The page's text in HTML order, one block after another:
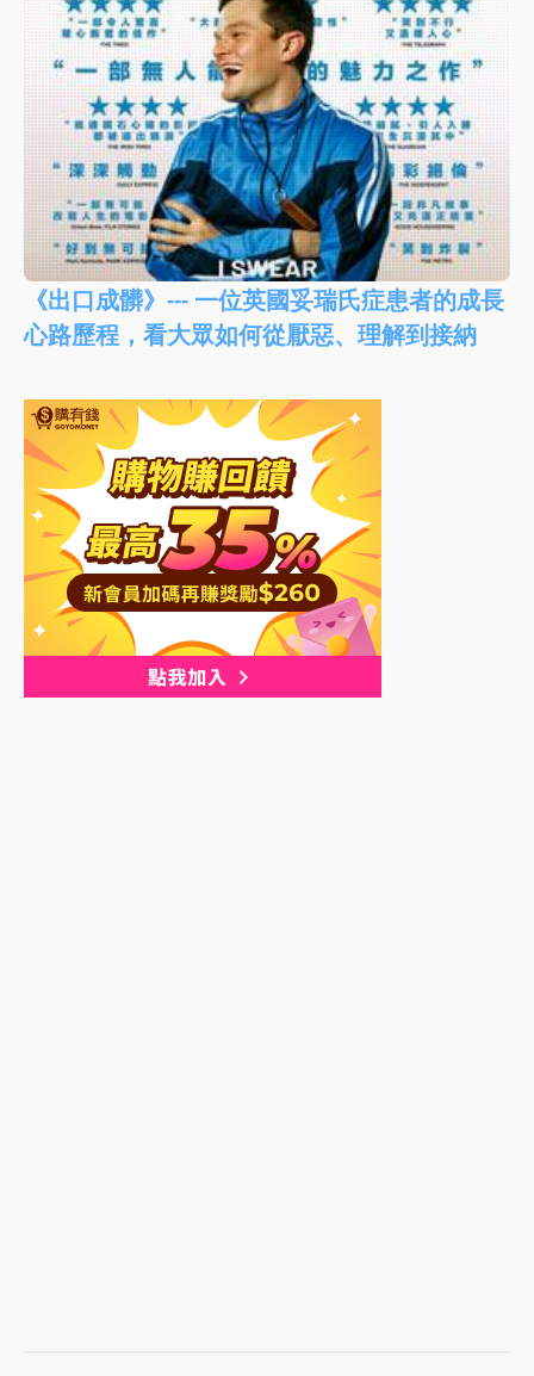
《出口成髒》--- 一位英國妥瑞氏症患者的成長
心路歷程，看大眾如何從厭惡、理解到接納